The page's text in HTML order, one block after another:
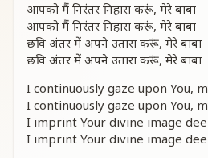
आपको मैं निरंतर निहारा करूं, मेरे बाबा
आपको मैं निरंतर निहारा करूं, मेरे बाबा
छवि अंतर में अपने उतारा करूं, मेरे बाबा
छवि अंतर में अपने उतारा करूं, मेरे बाबा
I continuously gaze upon You,
I continuously gaze upon You,
I imprint Your divine image
I imprint Your divine image